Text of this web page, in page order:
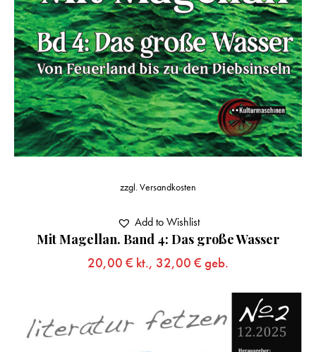
Mit Magellan. Band 4: Das große Wasser
20,00 € kt., 32,00 € geb.
zzgl.Versandkosten
Add to Wishlist